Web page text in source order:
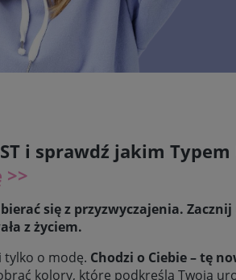
i sprawdź jakim
>>
się z przyzwyczajenia.
z życiem.
tylko o modę. Chodzi o Ciebie – tę
kolory, które podkreślą Twoją